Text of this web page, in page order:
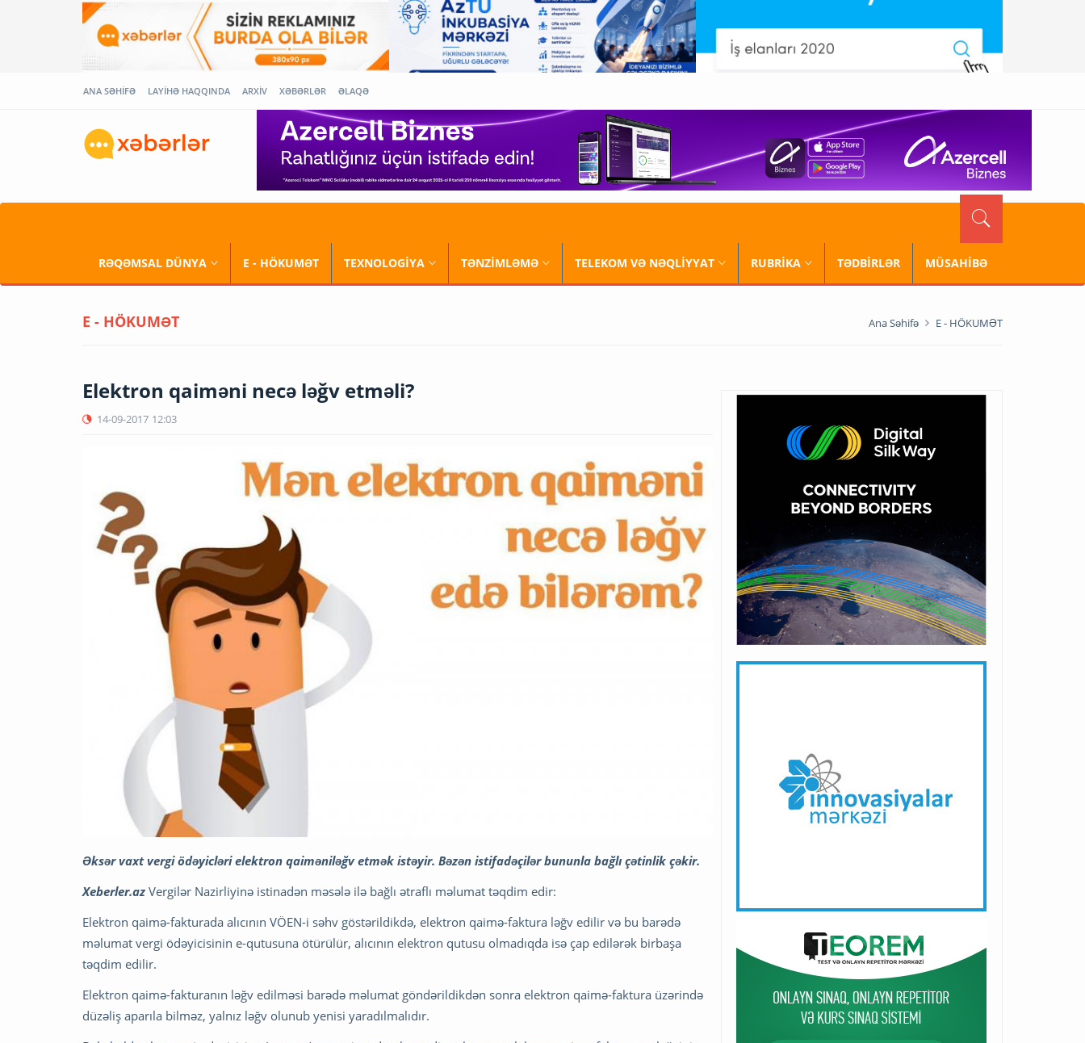
ANA SƏHİFƏ LAYİHƏ HAQQINDA ARXİV XƏBƏRLƏR ƏLAQƏ
RƏQƏMSAL DÜNYA E - HÖKUMƏT TEXNOLOGİYA TƏNZİMLƏMƏ TELEKOM VƏ NƏQLİYYAT RUBRİKA TƏDBİRLƏR MÜSAHİBƏ
E - HÖKUMƏT Ana Səhifə E - HÖKUMƏT
Elektron qaiməni necə ləğv etməli?
14-09-2017 12:03
Əksər vaxt vergi ödəyicləri elektron qaiməniləğv etmək istəyir. Bəzən istifadəçilər bununla bağlı çətinlik çəkir.
Xeberler.az Vergilər Nazirliyinə istinadən məsələ ilə bağlı ətraflı məlumat təqdim edir:
Elektron qaimə-fakturada alıcının VÖEN-i səhv göstərildikdə, elektron qaimə-faktura ləğv edilir və bu barədə
məlumat vergi ödəyicisinin e-qutusuna ötürülür, alıcının elektron qutusu olmadıqda isə çap edilərək birbaşa
təqdim edilir.
Elektron qaimə-fakturanın ləğv edilməsi barədə məlumat göndərildikdən sonra elektron qaimə-faktura üzərində
düzəliş aparıla bilməz, yalnız ləğv olunub yenisi yaradılmalıdır.